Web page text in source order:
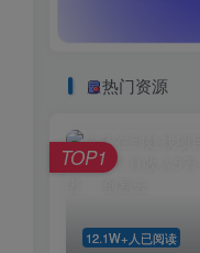
热门资源
12.1W+人已阅读
TOP1